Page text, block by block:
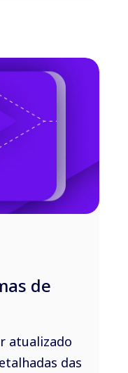
de
atualizado
das